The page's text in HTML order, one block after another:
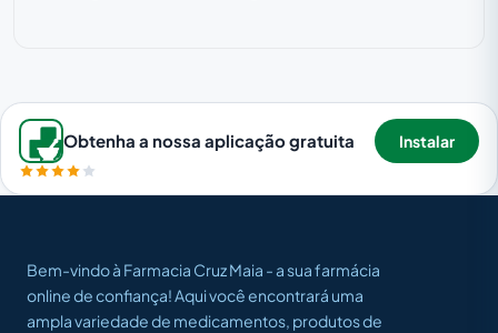
Obtenha a nossa aplicação gratuita Instalar
Bem-vindo à Farmacia Cruz Maia - a sua farmácia
online de confiança! Aqui você encontrará uma
ampla variedade de medicamentos, produtos de